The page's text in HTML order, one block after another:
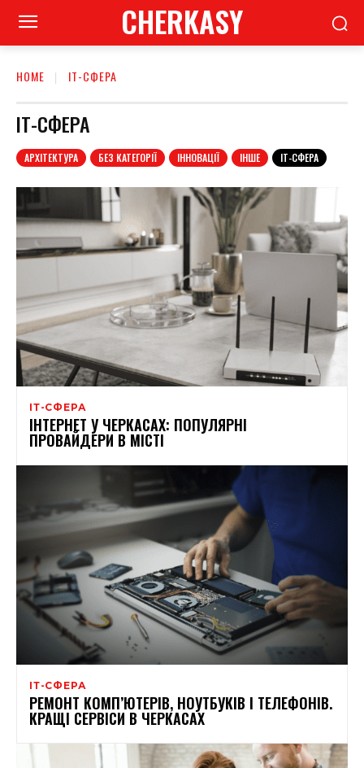
CHERKASY
HOME ІТ-СФЕРА
ІТ-СФЕРА
АРХІТЕКТУРА БЕЗ КАТЕГОРІЇ ІННОВАЦІЇ ІНШЕ ІТ-СФЕРА
ІТ-СФЕРА
ІНТЕРНЕТ У ЧЕРКАСАХ: ПОПУЛЯРНІ
ПРОВАЙДЕРИ В МІСТІ
ІТ-СФЕРА
РЕМОНТ КОМП’ЮТЕРІВ, НОУТБУКІВ І ТЕЛЕФОНІВ.
КРАЩІ СЕРВІСИ В ЧЕРКАСАХ